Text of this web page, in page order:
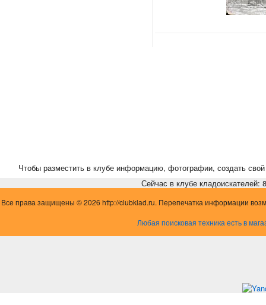
Чтобы разместить в клубе информацию, фотографии, создать свой
Сейчас в клубе кладоискателей:
Все права защищены © 2026 http://clubklad.ru. Перепечатка информации
Любая поисковая техника есть в